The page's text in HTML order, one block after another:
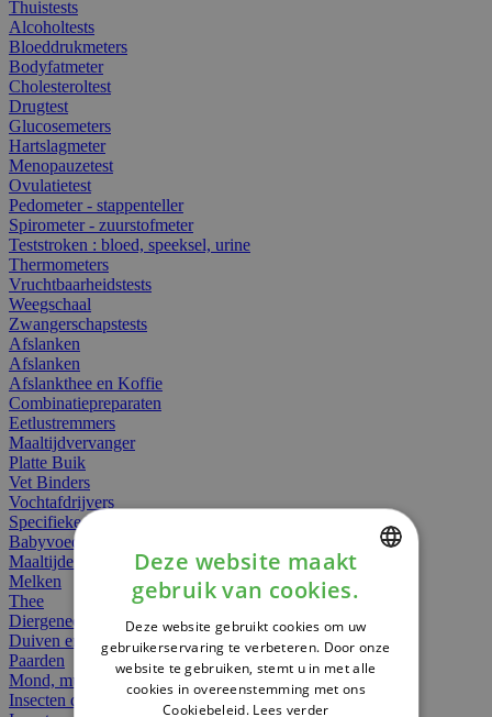
Thuistests
Alcoholtests
Bloeddrukmeters
Bodyfatmeter
Cholesteroltest
Drugtest
Glucosemeters
Hartslagmeter
Menopauzetest
Ovulatietest
Pedometer - stappenteller
Spirometer - zuurstofmeter
Teststroken : bloed, speeksel, urine
Thermometers
Vruchtbaarheidstests
Weegschaal
Zwangerschapstests
Afslanken
Afslanken
Afslankthee en Koffie
Combinatiepreparaten
Eetlustremmers
Maaltijdvervanger
Platte Buik
Vet Binders
Vochtafdrijvers
Specifieke Voeding
Babyvoeding
Maaltijden
Melken
Thee
Diergeneesmiddelen
Duiven en vogels
Paarden
Mond, muil of snavel
Insecten dieren
DUTCH
FRENCH
ENGLISH
Deze website maakt
gebruik van cookies.
Deze website gebruikt cookies om uw
gebruikerservaring te verbeteren. Door onze
website te gebruiken, stemt u in met alle
cookies in overeenstemming met ons
Cookiebeleid. Lees verder